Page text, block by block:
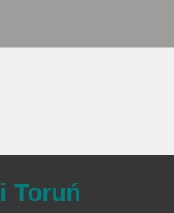
Toruń